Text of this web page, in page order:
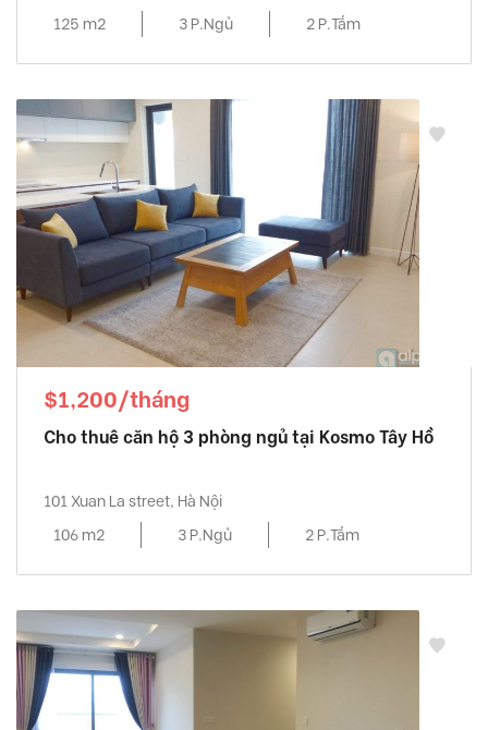
125 m2
3 P.Ngủ 2 P.Tắm
$1,200/tháng
Cho thuê căn hộ 3 phòng ngủ tại Kosmo Tây Hồ
101 Xuan La street, Hà Nội
106 m2
3 P.Ngủ 2 P.Tắm